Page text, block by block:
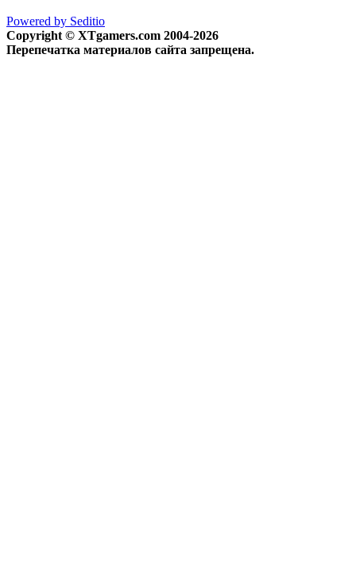
Powered by Seditio
Copyright © XTgamers.com 2004-2026
Перепечатка материалов сайта запрещена.